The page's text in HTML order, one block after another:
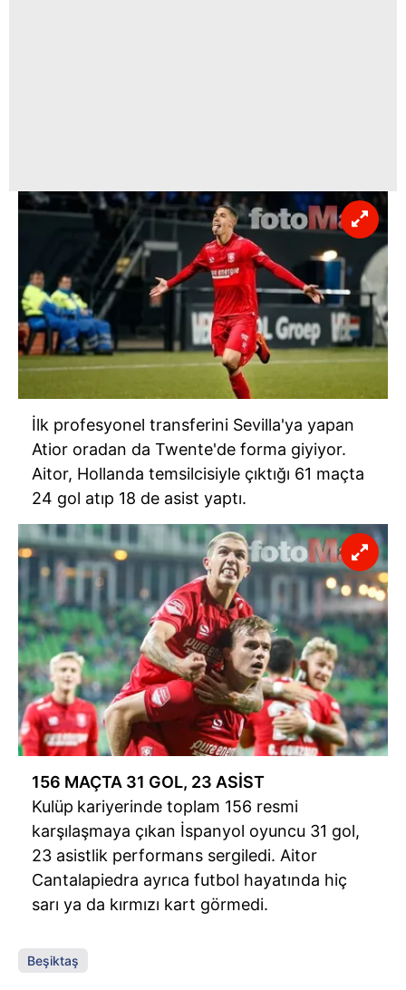
İlk profesyonel transferini Sevilla'ya yapan
Atior oradan da Twente'de forma giyiyor.
Aitor, Hollanda temsilcisiyle çıktığı 61 maçta
24 gol atıp 18 de asist yaptı.
156 MAÇTA 31 GOL, 23 ASİST
Kulüp kariyerinde toplam 156 resmi
karşılaşmaya çıkan İspanyol oyuncu 31 gol,
23 asistlik performans sergiledi. Aitor
Cantalapiedra ayrıca futbol hayatında hiç
sarı ya da kırmızı kart görmedi.
Beşiktaş